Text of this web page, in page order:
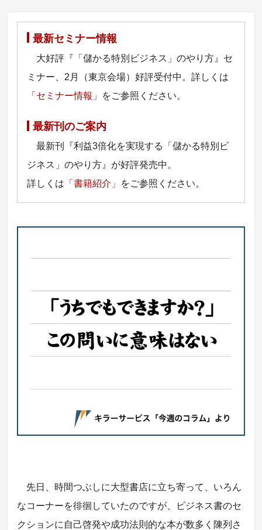
最新セミナー情報
大好評『「儲かる特別ビジネス」のやり方』セ
ミナー、2月（東京会場）好評受付中。詳しくは
「セミナー情報」 をご参照ください。
最新刊のご案内
最新刊『利益3倍化を実現する「儲かる特別ビ
ジネス」のやり方』が好評発売中。
詳しくは 「書籍紹介」 をご参照ください。
先日、時間つぶしに大型書店に立ち寄って、いろん
なコーナーを徘徊していたのですが、ビジネス書のセ
クションに自己啓発や成功法則的な本が数多く陳列さ